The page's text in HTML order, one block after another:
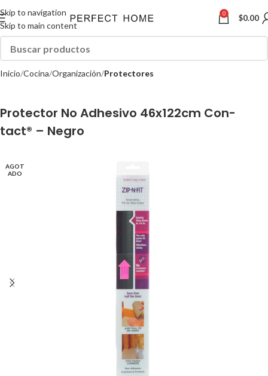
Skip to navigation
Skip to main content
0 $0.00
Inicio Cocina Organización Protectores
Protector No Adhesivo 46x122cm Con-
tact® – Negro
AGOT
ADO